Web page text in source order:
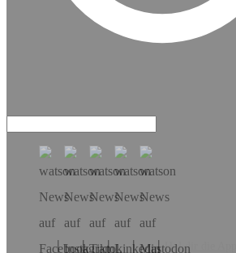
Hol dir die App!